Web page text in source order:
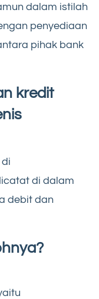
dalam istilah
penyediaan
pihak bank
kredit
di dalam
debit dan